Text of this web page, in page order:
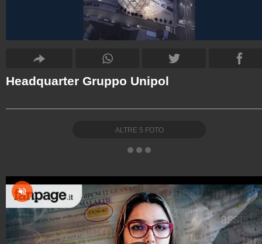
Headquarter Gruppo Unipol
ALTRE 5 FOTO